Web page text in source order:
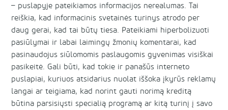
– puslapyje pateikiamos informacijos nerealumas. Tai
reiškia, kad informacinis svetainės turinys atrodo per
daug gerai, kad tai būtų tiesa. Pateikiami hiperbolizuoti
pasiūlymai ir labai laimingų žmonių komentarai, kad
pasinaudojus siūlomomis paslaugomis gyvenimas visiškai
pasikeitė. Gali būti, kad tokie ir panašūs interneto
puslapiai, kuriuos atsidarius nuolat iššoka įkyrūs reklamų
langai ar teigiama, kad norint gauti norimą kreditą
būtina parsisiųsti specialią programą ar kitą turinį į savo